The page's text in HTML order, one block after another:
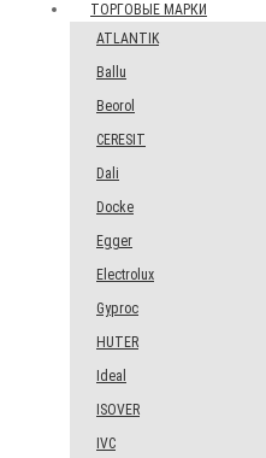
ТОРГОВЫЕ МАРКИ
ATLANTIK
Ballu
Beorol
CERESIT
Dali
Docke
Egger
Electrolux
Gyproc
HUTER
Ideal
ISOVER
IVC